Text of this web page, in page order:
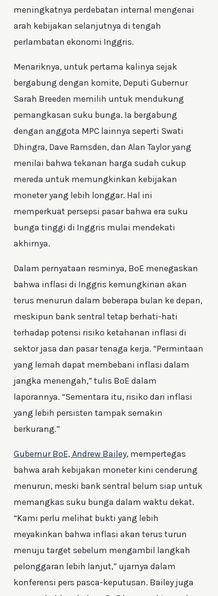
meningkatnya perdebatan internal mengenai
arah kebijakan selanjutnya di tengah
perlambatan ekonomi Inggris.
Menariknya, untuk pertama kalinya sejak
bergabung dengan komite, Deputi Gubernur
Sarah Breeden memilih untuk mendukung
pemangkasan suku bunga. Ia bergabung
dengan anggota MPC lainnya seperti Swati
Dhingra, Dave Ramsden, dan Alan Taylor yang
menilai bahwa tekanan harga sudah cukup
mereda untuk memungkinkan kebijakan
moneter yang lebih longgar. Hal ini
memperkuat persepsi pasar bahwa era suku
bunga tinggi di Inggris mulai mendekati
akhirnya.
Dalam pernyataan resminya, BoE menegaskan
bahwa inflasi di Inggris kemungkinan akan
terus menurun dalam beberapa bulan ke depan,
meskipun bank sentral tetap berhati-hati
terhadap potensi risiko ketahanan inflasi di
sektor jasa dan pasar tenaga kerja. “Permintaan
yang lemah dapat membebani inflasi dalam
jangka menengah,” tulis BoE dalam
laporannya. “Sementara itu, risiko dari inflasi
yang lebih persisten tampak semakin
berkurang.”
Gubernur BoE, Andrew Bailey, mempertegas
bahwa arah kebijakan moneter kini cenderung
menurun, meski bank sentral belum siap untuk
memangkas suku bunga dalam waktu dekat.
“Kami perlu melihat bukti yang lebih
meyakinkan bahwa inflasi akan terus turun
menuju target sebelum mengambil langkah
pelonggaran lebih lanjut,” ujarnya dalam
konferensi pers pasca-keputusan. Bailey juga